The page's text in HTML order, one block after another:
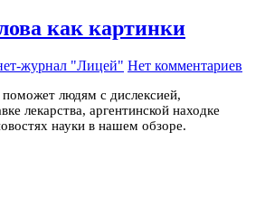
как картинки
журнал "Лицей" Нет комментариев
людям с дислексией,
лекарства, аргентинской находке
науки в нашем обзоре.